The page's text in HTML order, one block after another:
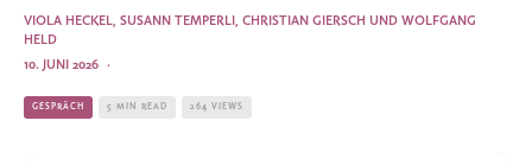
VIOLA HECKEL, SUSANN TEMPERLI, CHRISTIAN GIERSCH UND WOLFGANG
HELD
·
10. JUNI 2026
GESPRÄCH 5 MIN READ 264 VIEWS